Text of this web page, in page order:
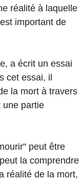
réalité à laquelle
important de
a écrit un essai
cet essai, il
la mort à travers
une partie
peut être
la comprendre
réalité de la mort,